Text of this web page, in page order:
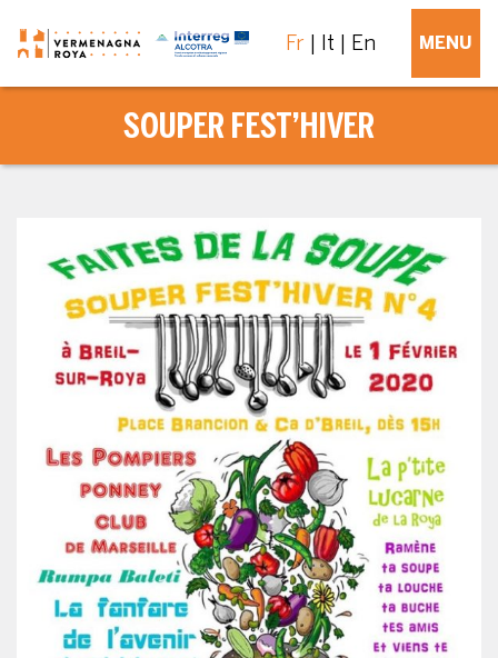
Fr It En MENU
SOUPER FEST’HIVER